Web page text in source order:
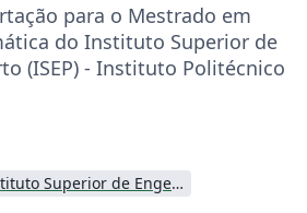
para o Mestrado em
do Instituto Superior de
(ISEP) - Instituto Politécnico
Instituto Superior de Engenharia do Porto